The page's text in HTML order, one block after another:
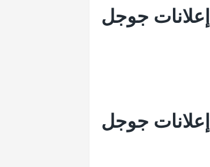
إعلانات جوجل
إعلانات جوجل